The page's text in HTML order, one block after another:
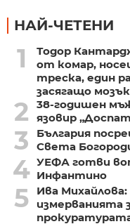
НАЙ-ЧЕТЕНИ
1
Тодор
от комар,
треска, един
засягащо
2
38-годишен
язовир
3
България
Света
4 УЕФА готви
Инфантино
5
Ива
измерванията